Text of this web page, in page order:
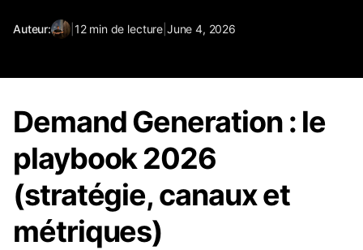
Auteur: | 12 min de lecture June 4, 2026
Demand Generation : le
playbook 2026
(stratégie, canaux et
métriques)